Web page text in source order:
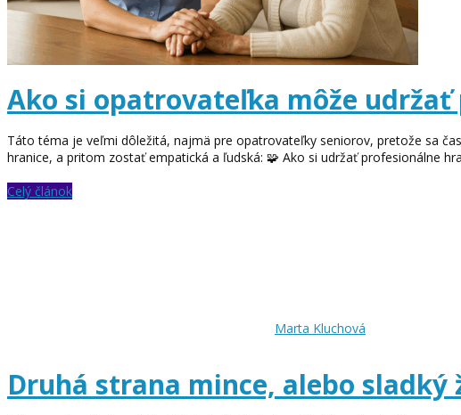
Ako si opatrovateľka môže
Táto téma je veľmi dôležitá, najmä pre opatrovateľky seniorov, pretože sa
hranice, a pritom zostať empatická a ľudská: 🧩 Ako si udržať profesionálne
Celý článok
Marta Kluchová
Druhá strana mince, alebo